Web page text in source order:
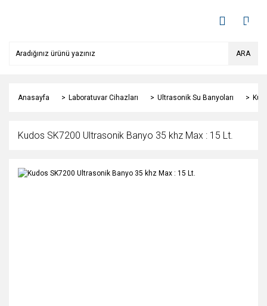
ARA
Anasayfa Laboratuvar Cihazları Ultrasonik Su Banyoları
Kudos SK7200 Ultrasonik Banyo 35 khz Max : 15 Lt.